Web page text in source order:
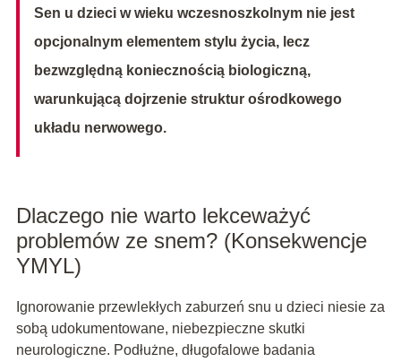
Sen u dzieci w wieku wczesnoszkolnym nie jest
opcjonalnym elementem stylu życia, lecz
bezwzględną koniecznością biologiczną,
warunkującą dojrzenie struktur ośrodkowego
układu nerwowego.
Dlaczego nie warto lekceważyć
problemów ze snem? (Konsekwencje
YMYL)
Ignorowanie przewlekłych zaburzeń snu u dzieci niesie za
sobą udokumentowane, niebezpieczne skutki
neurologiczne. Podłużne, długofalowe badania